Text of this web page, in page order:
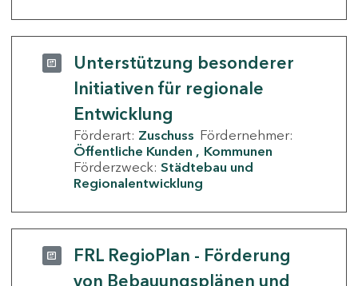
Unterstützung besonderer
Initiativen für regionale
Entwicklung
Förderart: Zuschuss Fördernehmer:
Öffentliche Kunden
Kommunen
Förderzweck: Städtebau und
Regionalentwicklung
FRL RegioPlan - Förderung
von Bebauungsplänen und